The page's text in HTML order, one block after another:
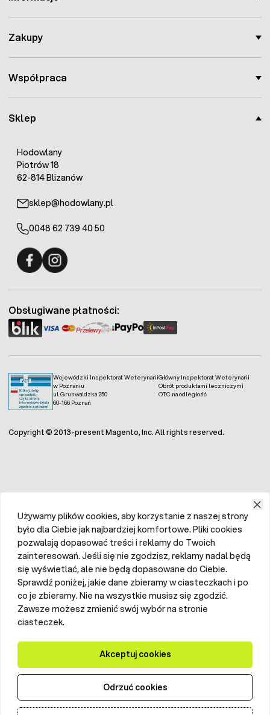
Sklep
Hodowlany
Piotrów 18
62-814 Blizanów
sklep@hodowlany.pl
0048 62 739 40 50
Zakupy
Współpraca
Wojewódzki Inspektorat Weterynarii
w Poznaniu
ul. Grunwaldzka 250
60-166 Poznań
Główny Inspektorat Weterynarii
Obrót produktami leczniczymi
OTC na odległość
Obsługiwane płatności:
Copyright © 2013-present Magento, Inc. All rights reserved.
Używamy plików cookies, aby korzystanie z naszej strony
było dla Ciebie jak najbardziej komfortowe. Pliki cookies
pozwalają dopasować treści i reklamy do Twoich
zainteresowań. Jeśli się nie zgodzisz, reklamy nadal będą
się wyświetlać, ale nie będą dopasowane do Ciebie.
Sprawdź poniżej, jakie dane zbieramy w ciasteczkach i po
co je zbieramy. Nie na wszystkie musisz się zgodzić.
Zawsze możesz zmienić swój wybór na stronie
ciasteczek.
Akceptuj cookies
Odrzuć cookies